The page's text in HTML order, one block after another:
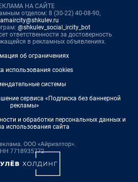
НА САЙТЕ
отделом: 8 (30-22) 40-08-90,
@shkulev_social_ircity_bot
ответственности за достоверность
в рекламных объявлениях.
об ограничениях
использования cookies
системы
сервиса «Подписка без баннерной
рекламы»
и обработки персональных данных и
использования сайта